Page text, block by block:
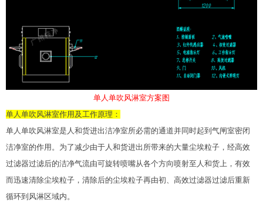
单人单吹风淋室方案图
单人单吹风淋室作用及工作原理：
单人单吹风淋室是人和货进出洁净室所必需的通道并同时起到气闸室密闭
洁净室的作用。为了减少由于人和货进出所带来的大量尘埃粒子，经高效
过滤器过滤后的洁净气流由可旋转喷嘴从各个方向喷射至人和货上，有效
而迅速清除尘埃粒子，清除后的尘埃粒子再由初、高效过滤器过滤后重新
循环到风淋区域内。